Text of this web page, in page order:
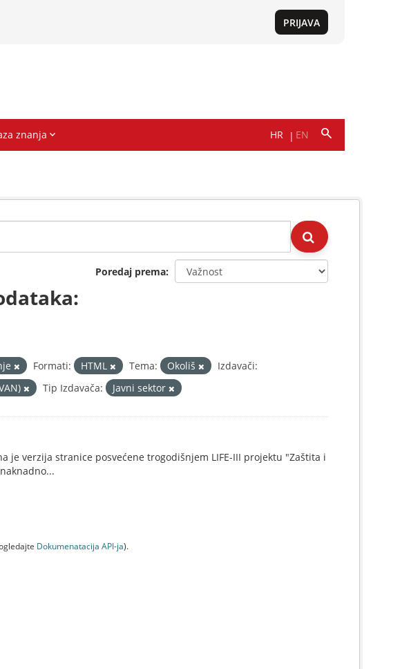
Poredaj prema
Formati: HTML Tema: Okoliš
Izdavači:
Tip Izdavača: Javni sektor
je verzija stranice posvećene trogodišnjem LIFE-III projektu "Zaštita i
Dokumenаtаcijа API-jа).